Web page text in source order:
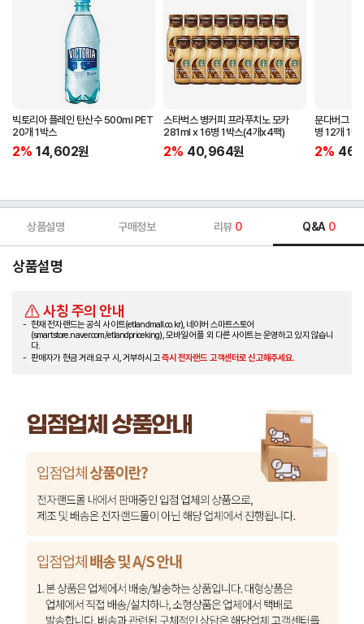
빅토리아 플레인 탄산수 500ml PET
20개 1박스
2% 14,602원
스타벅스 병커피 프라푸치노 모카
281ml x 16병 1박스(4개x4팩)
2% 40,964원
분다버그 탄
병 12개 1박
2%
상품설명 구매정보 리뷰 0 Q&A 0
상품설명
사칭 주의 안내
현재 전자랜드는 공식 사이트(etlandmall.co.kr), 네이버 스마트스토어
(smartstore.naver.com/etlandpriceking), 모바일 어플 외 다른 사이트는 운영하고 있지 않습니
다.
판매자가 현금 거래 요구 시, 거부하시고즉시 전자랜드 고객센터로 신고해주세요.